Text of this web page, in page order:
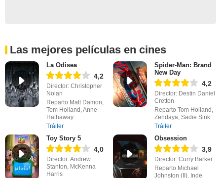
Las mejores películas en cines
La Odisea
4,2
Director: Christopher
Nolan
Reparto Matt Damon,
Tom Holland, Anne
Hathaway
Tráiler
Spider-Man: Brand
New Day
4,2
Director: Destin Daniel
Cretton
Reparto Tom Holland,
Zendaya, Sadie Sink
Tráiler
Toy Story 5
4,0
Director: Andrew
Stanton, McKenna
Harris
Obsession
3,9
Director: Curry Barker
Reparto Michael
Johnston (II), Inde